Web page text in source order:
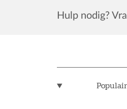
Hulp nodig?